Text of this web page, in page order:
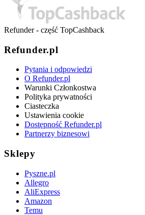
Refunder - część TopCashback
Refunder.pl
Pytania i odpowiedzi
O Refunder.pl
Warunki Członkostwa
Polityka prywatności
Ciasteczka
Ustawienia cookie
Dostępność Refunder.pl
Partnerzy biznesowi
Sklepy
Pyszne.pl
Allegro
AliExpress
Amazon
Temu